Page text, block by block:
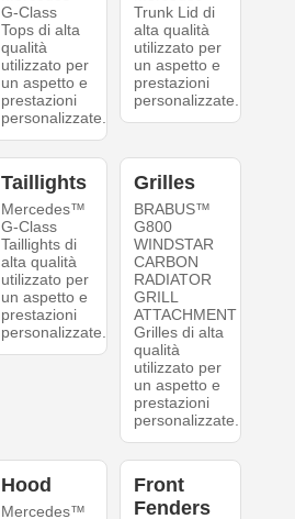
G-Class
Tops di alta
qualità
utilizzato per
un aspetto e
prestazioni
personalizzate.
Trunk Lid di
alta qualità
utilizzato per
un aspetto e
prestazioni
personalizzate.
Taillights
Mercedes™
G-Class
Taillights di
alta qualità
utilizzato per
un aspetto e
prestazioni
personalizzate.
Grilles
BRABUS™
G800
WINDSTAR
CARBON
RADIATOR
GRILL
ATTACHMENT
Grilles di alta
qualità
utilizzato per
un aspetto e
prestazioni
personalizzate.
Hood
Mercedes™
Front
Fenders